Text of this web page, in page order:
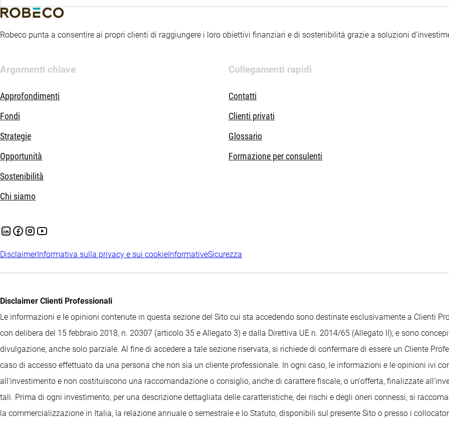
Robeco punta a consentire ai propri clienti di raggiungere i loro obiettivi finanziari e di sostenibilità grazie a soluzioni
Argomenti chiave
Approfondimenti
Fondi
Strategie
Opportunità
Sostenibilità
Chi siamo
Collegamenti rapidi
Contatti
Clienti privati
Glossario
Formazione per consulenti
DisclaimerInformativa sulla privacy e sui cookieInformativeSicurezza
Disclaimer Clienti Professionali
Le informazioni e le opinioni contenute in questa sezione del Sito cui sta accedendo sono destinate esclusivamente a Clienti
con delibera del 15 febbraio 2018, n. 20307 (articolo 35 e Allegato 3) e dalla Direttiva UE n. 2014/65 (Allegato II), e sono
divulgazione, anche solo parziale. Al fine di accedere a tale sezione riservata, si richiede di confermare di essere un Cliente
caso di accesso effettuato da una persona che non sia un cliente professionale. In ogni caso, le informazioni e le opinioni ivi
all'investimento e non costituiscono una raccomandazione o consiglio, anche di carattere fiscale, o un'offerta, finalizzate
tali. Prima di ogni investimento, per una descrizione dettagliata delle caratteristiche, dei rischi e degli oneri connessi, si
la commercializzazione in Italia, la relazione annuale o semestrale e lo Statuto, disponibili sul presente Sito o presso i